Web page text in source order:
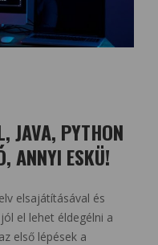
JAVA, PYTHON
ANNYI ESKÜ!
elsajátításával és
el lehet éldegélni a
első lépések a